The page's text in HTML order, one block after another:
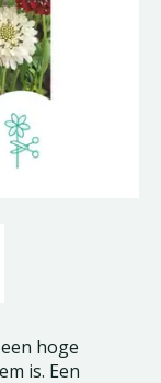
hoge
is. Een